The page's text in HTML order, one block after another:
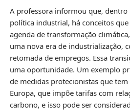
A professora informou que, dentro
política industrial, há conceitos que
agenda de transformação
uma nova era de industrialização,
retomada de empregos. Essa
uma oportunidade. Um exemplo
de medidas protecionistas que
Europa, que impõe tarifas com
carbono, e isso pode ser